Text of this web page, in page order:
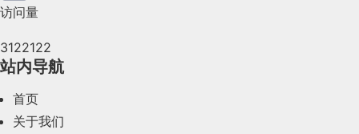
2024年4月(44)
2024年2月(58)
访问量
3122122
站内导航
首页
关于我们